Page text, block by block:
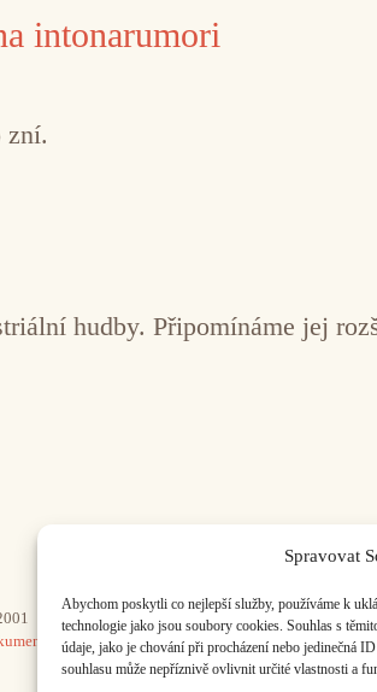
Spravovat
Abychom poskytli co nejlepší služby, používáme k
technologie jako jsou soubory cookies. Souhlas s
údaje, jako je chování při procházení nebo jedinečná
souhlasu může nepříznivě ovlivnit určité vlastnosti a
intonarumori
zní.
hudby. Připomínáme jej
| Kontaktujte nás:
info@hisvoice.cz